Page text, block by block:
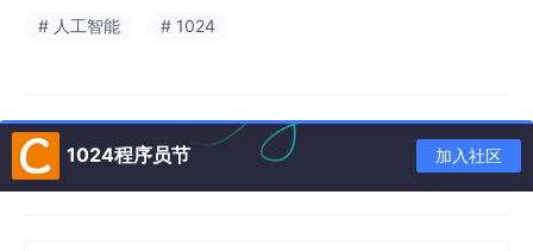
# 人工智能 # 1024
1024程序员节 加入社区